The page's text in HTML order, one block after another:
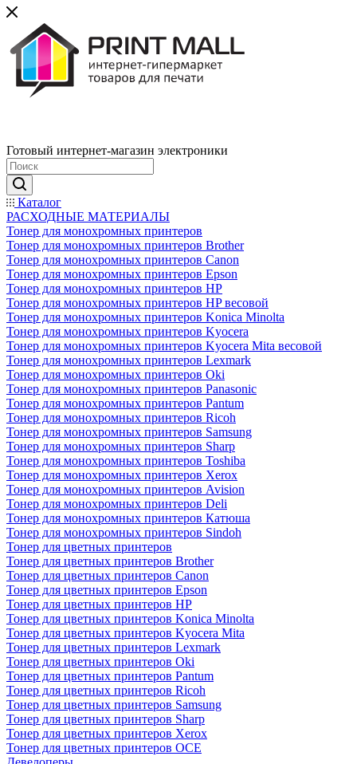
Готовый интернет-магазин электроники
Каталог
РАСХОДНЫЕ МАТЕРИАЛЫ
Тонер для монохромных принтеров
Тонер для монохромных принтеров Brother
Тонер для монохромных принтеров Canon
Тонер для монохромных принтеров Epson
Тонер для монохромных принтеров HP
Тонер для монохромных принтеров HP весовой
Тонер для монохромных принтеров Konica Minolta
Тонер для монохромных принтеров Kyocera
Тонер для монохромных принтеров Kyocera Mita весовой
Тонер для монохромных принтеров Lexmark
Тонер для монохромных принтеров Oki
Тонер для монохромных принтеров Panasonic
Тонер для монохромных принтеров Pantum
Тонер для монохромных принтеров Ricoh
Тонер для монохромных принтеров Samsung
Тонер для монохромных принтеров Sharp
Тонер для монохромных принтеров Toshiba
Тонер для монохромных принтеров Xerox
Тонер для монохромных принтеров Avision
Тонер для монохромных принтеров Deli
Тонер для монохромных принтеров Катюша
Тонер для монохромных принтеров Sindoh
Тонер для цветных принтеров
Тонер для цветных принтеров Brother
Тонер для цветных принтеров Canon
Тонер для цветных принтеров Epson
Тонер для цветных принтеров HP
Тонер для цветных принтеров Konica Minolta
Тонер для цветных принтеров Kyocera Mita
Тонер для цветных принтеров Lexmark
Тонер для цветных принтеров Oki
Тонер для цветных принтеров Pantum
Тонер для цветных принтеров Ricoh
Тонер для цветных принтеров Samsung
Тонер для цветных принтеров Sharp
Тонер для цветных принтеров Xerox
Тонер для цветных принтеров OCE